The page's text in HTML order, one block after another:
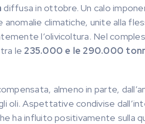
diffusa in ottobre. Un calo
climatiche, unite alla
l’olivicoltura. Nel
le 235.000 e le 290.000
almeno in parte,
Aspettative condivise
ha influito positivamente sulla